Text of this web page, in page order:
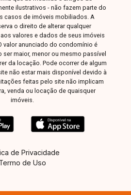
ilustrativos - não fazem parte do
casos de imóveis mobiliados. A
o direito de alterar qualquer
valores e dados de seus imóveis
valor anunciado do condomínio é
maior, menor ou mesmo passível
da locação. Pode ocorrer de algum
não estar mais disponível devido à
feitas pelo site não implicam
venda ou locação de quaisquer
imóveis.
de Privacidade
de Uso